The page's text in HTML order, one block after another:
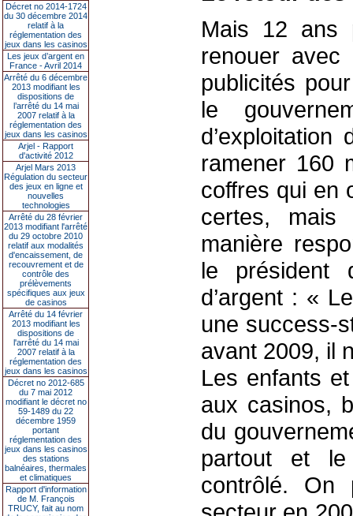
Décret no 2014-1724
du 30 décembre 2014
relatif à la
réglementation des
jeux dans les casinos
Les jeux d’argent en
France - Avril 2014
Arrêté du 6 décembre
2013 modifiant les
dispositions de
l’arrêté du 14 mai
2007 relatif à la
réglementation des
jeux dans les casinos
Arjel - Rapport
d'activité 2012
Arjel Mars 2013
Régulation du secteur
des jeux en ligne et
nouvelles
technologies
Arrêté du 28 février
2013 modifiant l'arrêté
du 29 octobre 2010
relatif aux modalités
d'encaissement, de
recouvrement et de
contrôle des
prélèvements
spécifiques aux jeux
de casinos
Arrêté du 14 février
2013 modifiant les
dispositions de
l'arrêté du 14 mai
2007 relatif à la
réglementation des
jeux dans les casinos
Décret no 2012-685
du 7 mai 2012
modifiant le décret no
59-1489 du 22
décembre 1959
portant
réglementation des
jeux dans les casinos
des stations
balnéaires, thermales
et climatiques
Rapport d'information
de M. François
TRUCY, fait au nom
Mais 12 ans
renouer
publicités
le
ramener 160
coffres qui en
certes, mais
manière
le président
d’argent : «
une success-
avant 2009, il
Les enfants
aux casinos,
du
partout et
contrôlé. On